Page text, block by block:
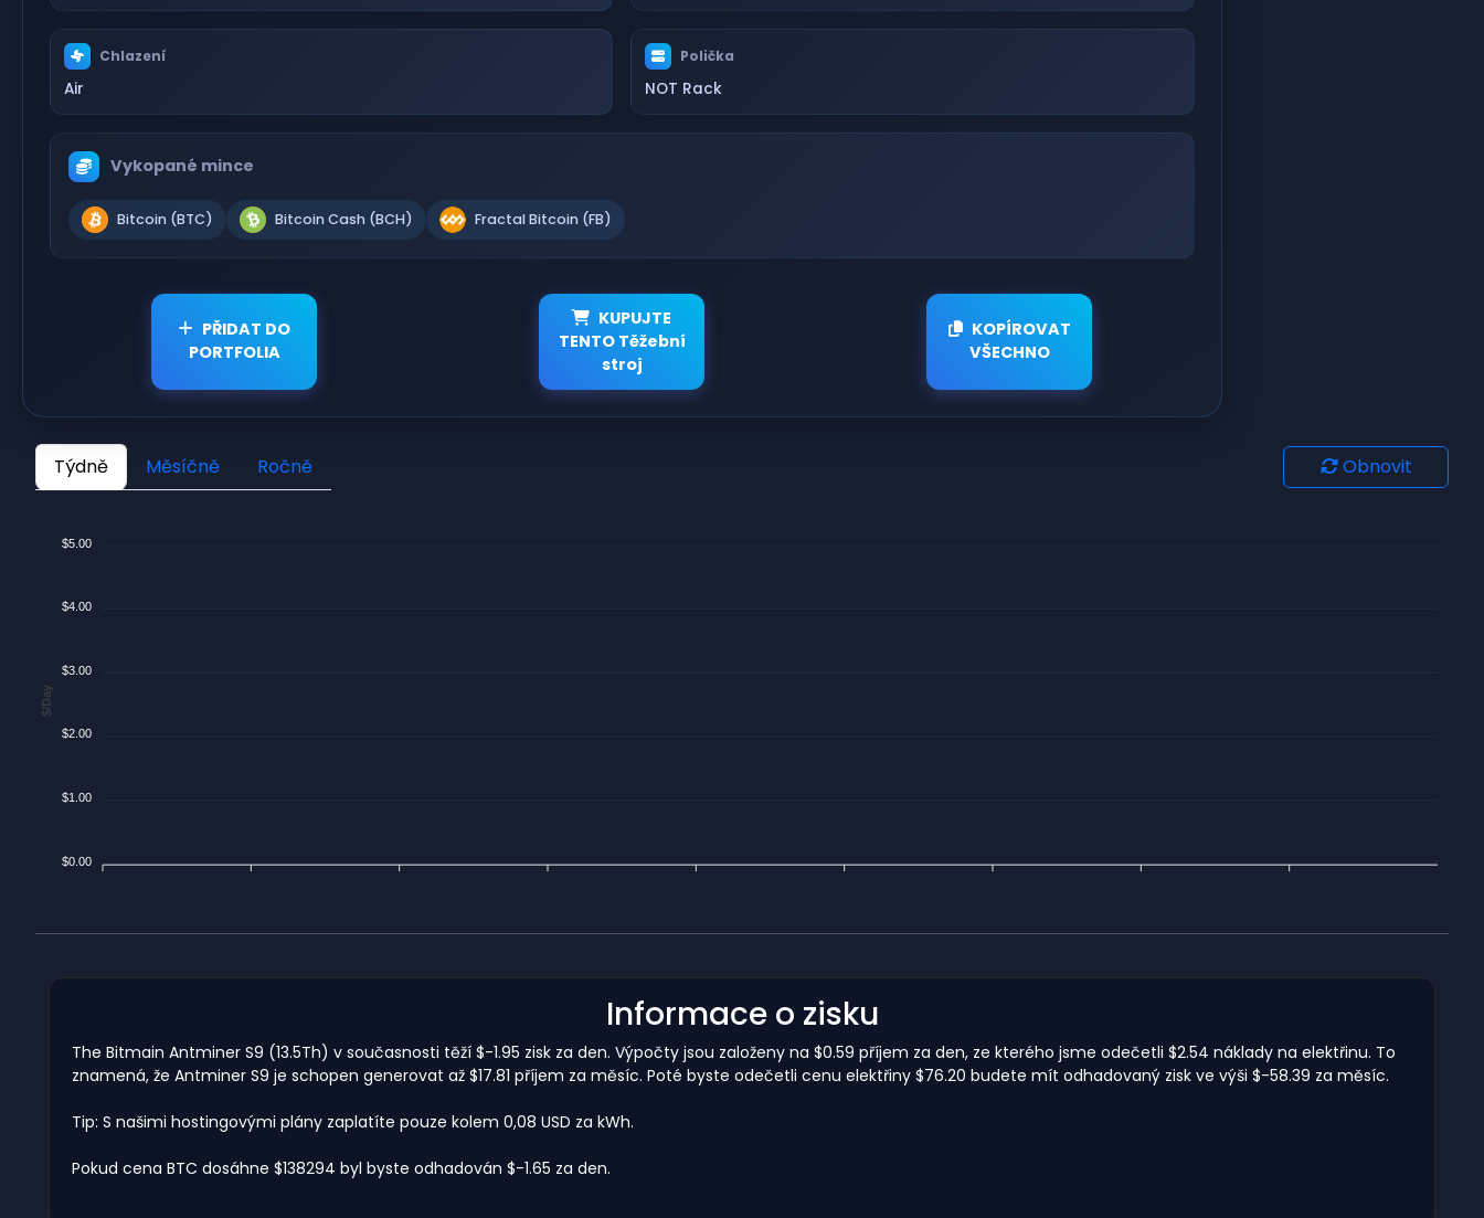
Chlazení
Air
Polička
NOT Rack
Vykopané mince
Bitcoin (BTC) Bitcoin Cash (BCH) Fractal Bitcoin (FB)
PŘIDAT DO
PORTFOLIA
KUPUJTE
TENTO Těžební
stroj
KOPÍROVAT
VŠECHNO
Týdně Měsíčně Ročně Obnovit
$5.00
$4.00
$3.00
$2.00
$1.00
$0.00
$/Day
Informace o zisku
The Bitmain Antminer S9 (13.5Th) v současnosti těží $-1.95 zisk za den. Výpočty jsou založeny na $0.59 příjem za den, ze kterého jsme odečetli $2.54 náklady na elektřinu. To
znamená, že Antminer S9 je schopen generovat až $17.81 příjem za měsíc. Poté byste odečetli cenu elektřiny $76.20 budete mít odhadovaný zisk ve výši $-58.39 za měsíc.
Tip: S našimi hostingovými plány zaplatíte pouze kolem 0,08 USD za kWh.
Pokud cena BTC dosáhne $138294 byl byste odhadován $-1.65 za den.